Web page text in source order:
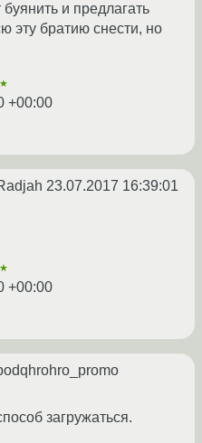
и предлагать
эту братию снести, но
★
+00:00
23.07.2017 16:39:01
★
+00:00
загружаться.